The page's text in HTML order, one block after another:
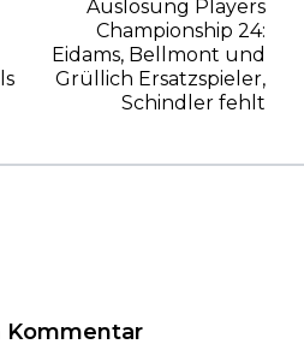
Auslosung Players
Championship 24:
Eidams, Bellmont und
Grüllich Ersatzspieler,
Schindler fehlt
Kommentar